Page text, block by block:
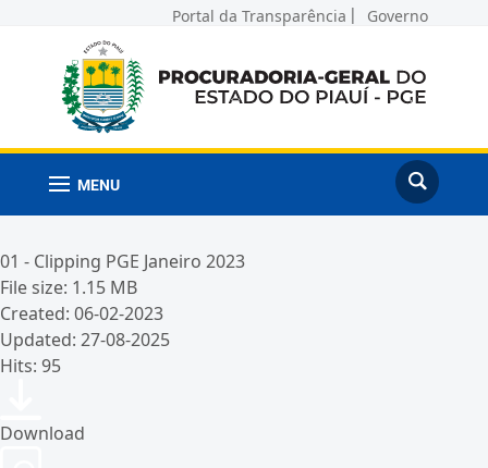
Portal da Transparência Governo
MENU
01 - Clipping PGE Janeiro 2023
File size: 1.15 MB
Created: 06-02-2023
Updated: 27-08-2025
Hits: 95
Download